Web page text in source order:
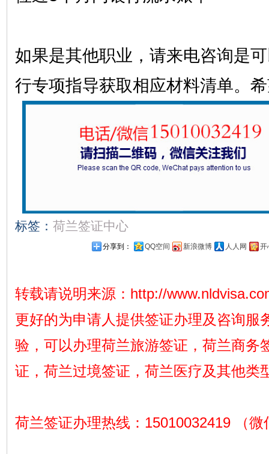
如果是其他职业，请来电咨询是
行专项指导获取相应材料清单。
标签： 荷兰签证中心
分享到： QQ空间 新浪微博 人人网 开
转载请说明来源： http://
更好的为申请人提供签证办理及咨询服
验，可以办理荷兰旅游签证，荷兰商务
证，荷兰过境签证，荷兰医疗及其他类
荷兰签证办理热线：15010032419 （